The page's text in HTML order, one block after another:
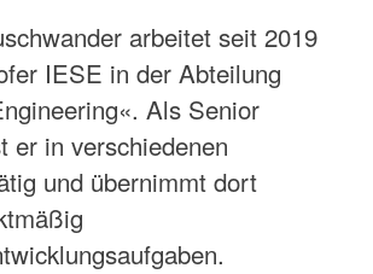
arbeitet seit 2019
IESE in der Abteilung
Als Senior
er in verschiedenen
und übernimmt dort